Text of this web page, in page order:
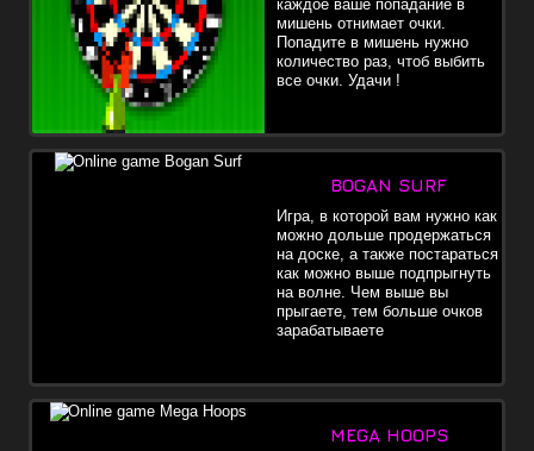
каждое ваше попадание в
мишень отнимает очки.
Попадите в мишень нужно
количество раз, чтоб выбить
все очки. Удачи !
BOGAN SURF
Игра, в которой вам нужно как
можно дольше продержаться
на доске, а также постараться
как можно выше подпрыгнуть
на волне. Чем выше вы
прыгаете, тем больше очков
зарабатываете
MEGA HOOPS